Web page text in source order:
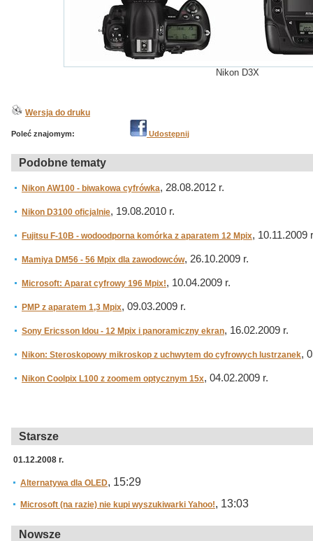
Nikon D3X
Wersja do druku
Poleć znajomym: Udostępnij
Podobne tematy
Nikon AW100 - biwakowa cyfrówka, 28.08.2012 r.
Nikon D3100 oficjalnie, 19.08.2010 r.
Fujitsu F-10B - wodoodporna komórka z aparatem 12 Mpix, 10.11.2009
Mamiya DM56 - 56 Mpix dla zawodowców, 26.10.2009 r.
Microsoft: Aparat cyfrowy 196 Mpix!, 10.04.2009 r.
PMP z aparatem 1,3 Mpix, 09.03.2009 r.
Sony Ericsson Idou - 12 Mpix i panoramiczny ekran, 16.02.2009 r.
Nikon: Steroskopowy mikroskop z uchwytem do cyfrowych lustrzanek,
Nikon Coolpix L100 z zoomem optycznym 15x, 04.02.2009 r.
Starsze
01.12.2008 r.
Alternatywa dla OLED, 15:29
Microsoft (na razie) nie kupi wyszukiwarki Yahoo!, 13:03
Nowsze